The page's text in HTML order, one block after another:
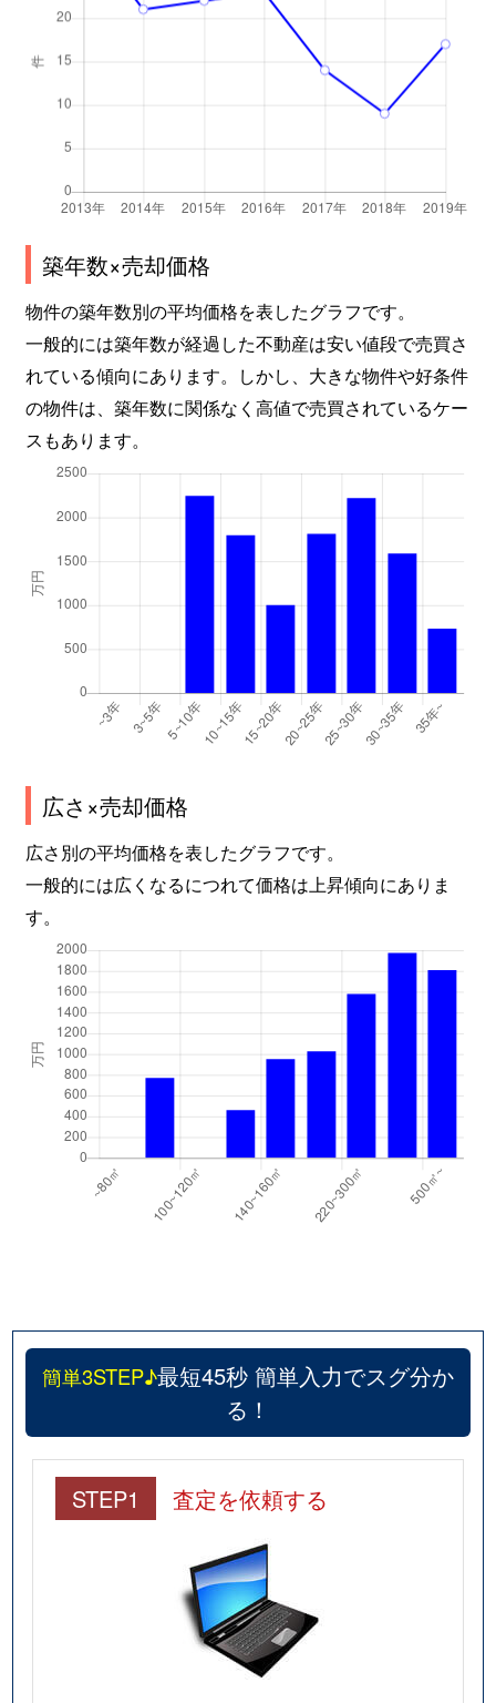
築年数×売却価格
物件の築年数別の平均価格を表したグラフです。
一般的には築年数が経過した不動産は安い値段で売買さ
れている傾向にあります。しかし、大きな物件や好条件
の物件は、築年数に関係なく高値で売買されているケー
スもあります。
広さ×売却価格
広さ別の平均価格を表したグラフです。
一般的には広くなるにつれて価格は上昇傾向にありま
す。
簡単3STEP♪最短45秒 簡単入力でスグ分か
る！
STEP1 査定を依頼する